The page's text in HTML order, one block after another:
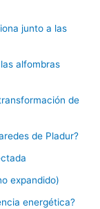
junto a las
alfombras
de
de Pladur?
expandido)
energética?